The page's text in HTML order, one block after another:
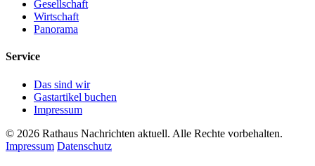
Gesellschaft
Wirtschaft
Panorama
Service
Das sind wir
Gastartikel buchen
Impressum
© 2026 Rathaus Nachrichten aktuell. Alle Rechte vorbehalten.
Impressum Datenschutz